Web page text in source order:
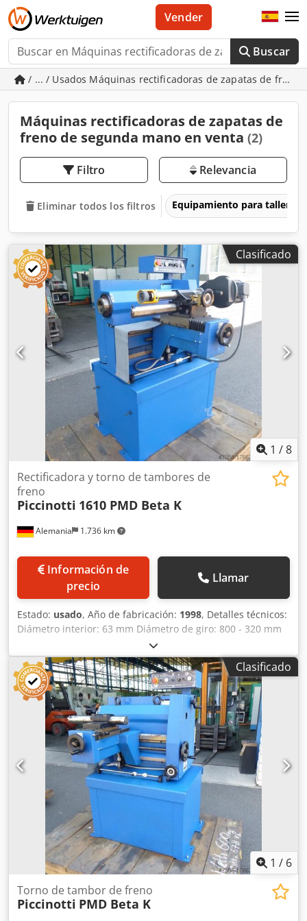
Buscar
Vender
/ ... / Usados Máquinas rectificadoras de zapatas de freno
Máquinas rectificadoras de zapatas de
freno de segunda mano en venta (2)
Filtro Relevancia
Eliminar todos los filtros Equipamiento para talleres
Clasificado
1 /8
Alemania 1.736 km
Rectificadora y torno de tambores de
freno
Piccinotti 1610 PMD Beta K
Información de
precio
Llamar
Estado: usado, Año de fabricación: 1998, Detalles técnicos:
Diámetro interior: 63 mm Diámetro de giro: 800 - 320 mm
Profundidad de rectificado: 380 mm Dimensiones de la
muela abrasiva: Ø 65 x 25 mm (muela de copa) Crsdpfx
Afeu Ngauo Esf Avance: 0,05 - 0,40 rev/min / 8 pasos
rev/min Requisito total de potencia: aprox. 1,1 kW Peso
aprox.: 1060 kg Dimensiones de la máquina aprox.
LxAnxAl: 1,1 x 1,1 x 1,4 m Máquina para torneado y
rectificado de tambores y discos de freno - Diámetro de
torneado y rectificado máx./mín.: 800 / 320 mm - Sujetador
de tambor de freno: 63 mm, carrera del husillo 120 mm -
Carro transversal: recorrido longitudinal 380 mm;
recorrido transversal 200 mm - Carro de rectificado: ajuste
transversal 60 mm; motor = velocidad 3410 rpm - Manejo
mediante panel de control
Clasificado
1 / 6
Torno de tambor de freno
Piccinotti PMD Beta K